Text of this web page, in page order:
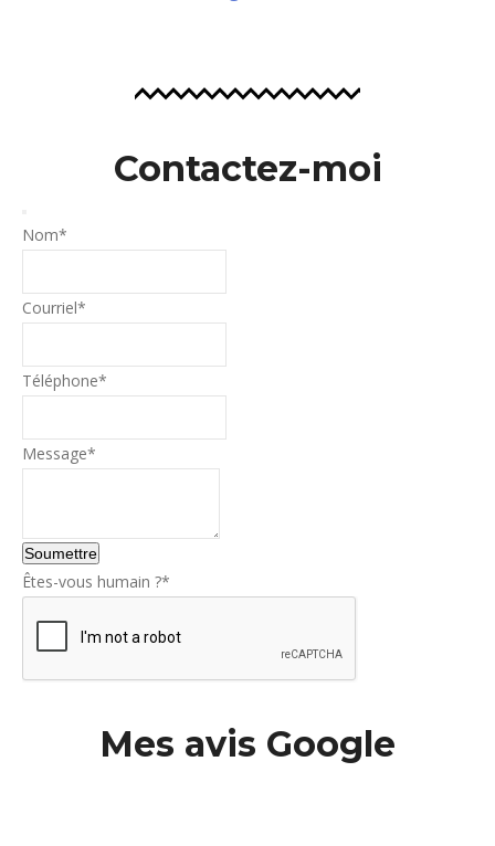
Contactez-moi
Nom*
Courriel*
Téléphone*
Business
Message*
Soumettre
Êtes-vous humain ?*
Mes avis Google